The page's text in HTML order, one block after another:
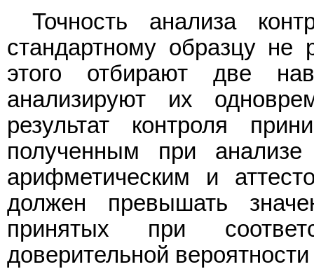
Точность анализа
стандартному образцу
этого отбирают две
анализируют их
результат контроля
полученным при анализе
арифметическим и
должен превышать
принятых при
доверительной